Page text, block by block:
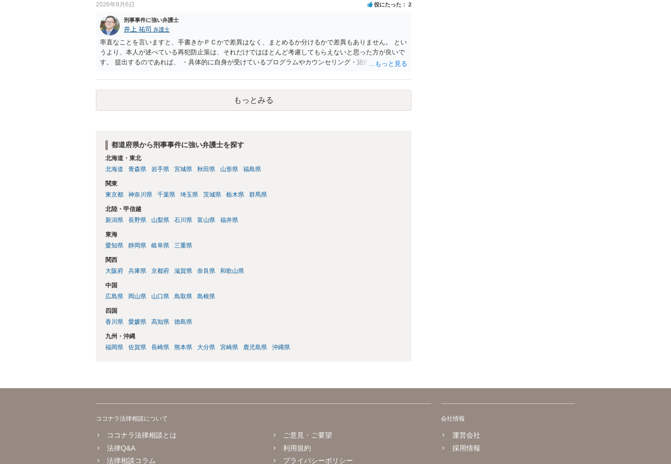
2026年8月6日 役にたった 2
刑事事件に強い弁護士
井上 祐司 弁護士
率直なことを言いますと、手書きかＰＣかで差異はなく、まとめるか分けるかで差異もありません。 とい
うより、本人が述べている再犯防止策は、それだけではほとんど考慮してもらえないと思った方が良いで
す。 提出するのであれば、 ・具体的に自身が受けているプログラムやカウンセリング・治療の内容 ・利
者の証言 など、証拠で担保された客観性と実現可能性があるものでなければあまり意味がありません。
もともと執行猶予が狙える事案であれば本人の反省の言葉だけで十分であり、実刑となるか微妙な事案で
は、本人が再発防止策をいくら述べてもほとんど効果は望めないというのが実感です。
もっとみる
都道府県から刑事事件に強い弁護士を探す
北海道・東北
北海道
青森県 岩手県 宮城県 秋田県 山形県 福島県
関東
東京都
神奈川県 千葉県 埼玉県 茨城県 栃木県 群馬県
北陸・甲信越
新潟県
長野県 山梨県 石川県 富山県 福井県
東海
愛知県
静岡県 岐阜県 三重県
関西
大阪府
兵庫県 京都府 滋賀県 奈良県 和歌山県
中国
広島県
岡山県 山口県 鳥取県 島根県
四国
香川県
愛媛県 高知県 徳島県
九州・沖縄
福岡県
佐賀県 長崎県 熊本県 大分県 宮崎県 鹿児島県 沖縄県
ココナラ法律相談について
ココナラ法律相談とは
法律Q&A
法律相談コラム
ご意見・ご要望
利用規約
プライバシーポリシー
会社情報
運営会社
採用情報